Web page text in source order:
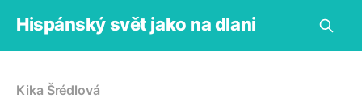
Hispánský svět jako na dlani
Kika Šrédlová